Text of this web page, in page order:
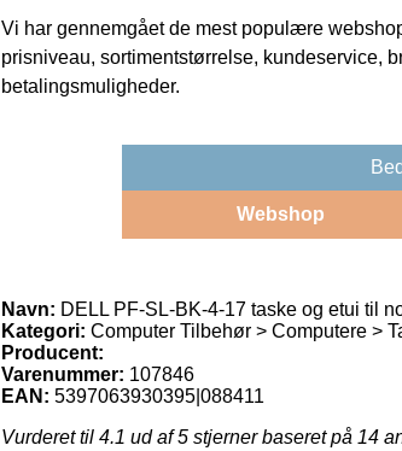
Vi har gennemgået de mest populære
prisniveau, sortimentstørrelse, kundeservice,
betalingsmuligheder.
Webshop
Navn: DELL PF-SL-BK-4-17 taske og etui til
Kategori: Computer Tilbehør > Computere >
Producent:
Varenummer: 107846
EAN: 5397063930395|088411
Vurderet til 4.1 ud af 5 stjerner baseret på 14